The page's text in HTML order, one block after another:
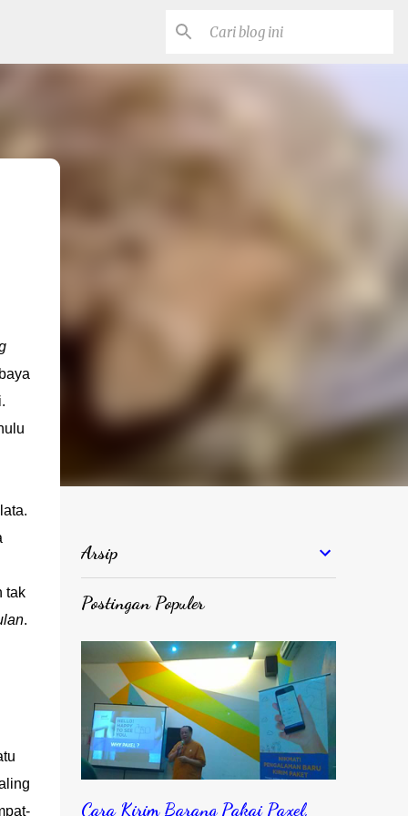
tak
.
Arsip
Postingan Populer
Cara Kirim Barang Pakai Paxel,